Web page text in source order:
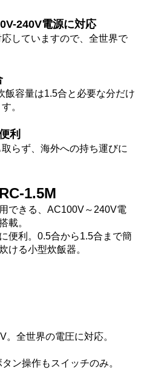
240V電源に対応
していますので、全世界で
飯容量は1.5合と必要な分だけ
。
利
らず、海外への持ち運びに
1.5M
できる、AC100V～240V電
載。
便利。0.5合から1.5合まで簡
ける小型炊飯器。
全世界の電圧に対応。
ン操作もスイッチのみ。